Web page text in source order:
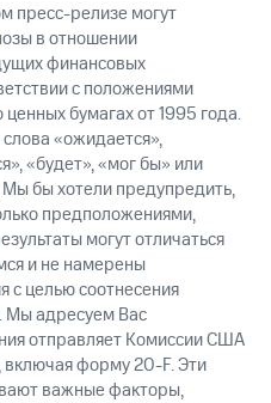
пресс-релизе могут
в отношении
финансовых
с положениями
бумагах от 1995 года.
«ожидается»,
«будет», «мог бы» или
бы хотели предупредить,
предположениями,
могут отличаться
и не намерены
с целью соотнесения
Мы адресуем Вас
отправляет Комиссии США
форму 20-F. Эти
важные факторы,